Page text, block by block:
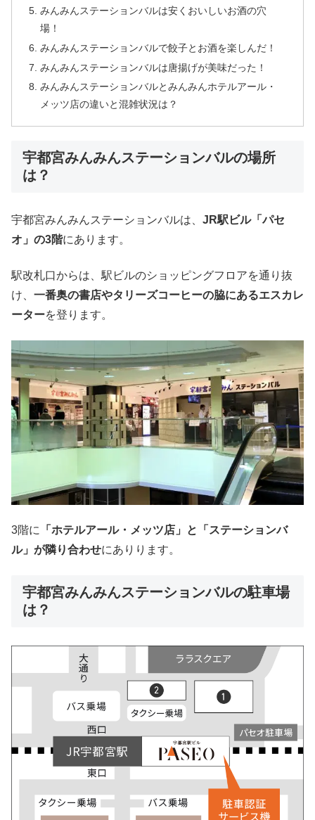
みんみんステーションバルは安くおいしいお酒の穴
場！
みんみんステーションバルで餃子とお酒を楽しんだ！
みんみんステーションバルは唐揚げが美味だった！
みんみんステーションバルとみんみんホテルアール・
メッツ店の違いと混雑状況は？
宇都宮みんみんステーションバルの場所
は？
宇都宮みんみんステーションバルは、 JR駅ビル「パセ
オ」の3階にあります。
駅改札口からは、駅ビルのショッピングフロアを通り抜
け、 一番奥の書店やタリーズコーヒーの脇にあるエスカレ
ーターを登ります。
3階に
「ホテルアール・メッツ店」と「ステーションバ
ル」が隣り合わせにありります。
宇都宮みんみんステーションバルの駐車場
は？